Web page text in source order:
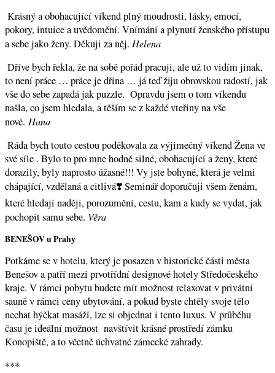
Krásný a obohacující víkend plný moudrosti, lásky, emocí,
pokory, intuice a uvědomění. Vnímání a plynutí ženského přístupu
a sebe jako ženy. Děkuji za něj. Helena
Dříve bych řekla, že na sobě pořád pracuji, ale už to vidím jinak,
to není práce … práce je dřina … já teď žiju obrovskou radostí, jak
vše do sebe zapadá jak puzzle. Opravdu jsem o tom víkendu
našla, co jsem hledala, a těším se z každé vteřiny na vše
nové. Hana
Ráda bych touto cestou poděkovala za výjimečný víkend Žena ve
své síle . Bylo to pro mne hodně silné, obohacující a ženy, které
dorazily, byly naprosto úžasné!!! Vy jste bohyně, která je velmi
chápající, vzdělaná a citlivá❣️ Seminář doporučuji všem ženám,
které hledají naději, porozumění, cestu, kam a kudy se vydat, jak
pochopit samu sebe. Věra
BENEŠOV u Prahy
Potkáme se v hotelu, který je posazen v historické části města
Benešov a patří mezi prvotřídní designové hotely Středočeského
kraje. V rámci pobytu budete mít možnost relaxovat v privátní
sauně v rámci ceny ubytování, a pokud byste chtěly svoje tělo
nechat hýčkat masáží, lze si objednat i tento luxus. V průběhu
času je ideální možnost navštívit krásné prostředí zámku
Konopiště, a to včetně úchvatné zámecké zahrady.
***